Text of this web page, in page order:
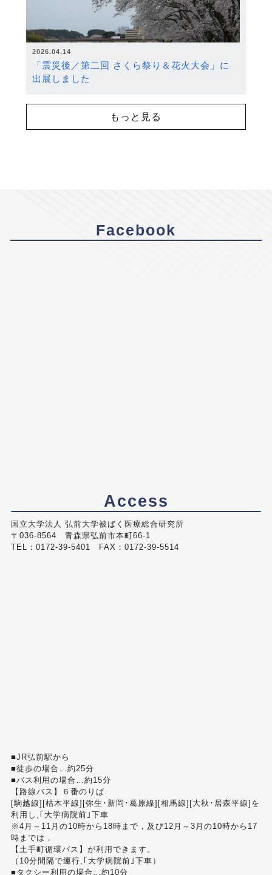
2026.04.14
「震災後／第二回 さくら祭り＆花火大会」に
出展しました
もっと見る
Facebook
Access
国立大学法人 弘前大学被ばく医療総合研究所
〒036-8564 青森県弘前市本町66-1
TEL：0172-39-5401 FAX：0172-39-5514
■JR弘前駅から
■徒歩の場合…約25分
■バス利用の場合…約15分
【路線バス】６番のりば
[駒越線][枯木平線][弥生･新岡･葛原線][相馬線][大秋･居森平線]を
利用し,｢大学病院前｣下車
※4月～11月の10時から18時まで，及び12月～3月の10時から17
時までは，
【土手町循環バス】が利用できます。
（10分間隔で運行,｢大学病院前｣下車）
■タクシー利用の場合…約10分